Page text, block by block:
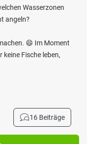
Wasserzonen
angeln?
😄 Im Moment
Fische leben,
16 Beiträge